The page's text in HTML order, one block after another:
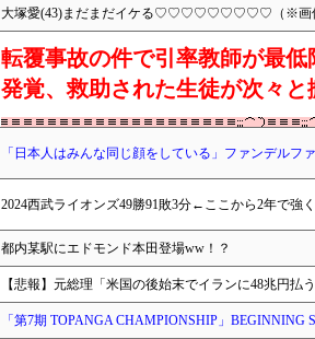
大塚愛(43)まだまだイケる♡♡♡♡♡♡♡♡♡（※画像
転覆事故の件で引率教師が最
発覚、救助された生徒が次々
「日本人はみんな同じ顔をしている」ファンデルフ
2024西武ライオンズ49勝91敗3分←ここから2年で強
都内某駅にエドモンド本田登場ww！？
【悲報】元総理「米国の後始末でイランに48兆円払
「第7期 TOPANGA CHAMPIONSHIP」BEGINNING